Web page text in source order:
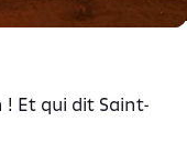
! Et qui dit Saint-